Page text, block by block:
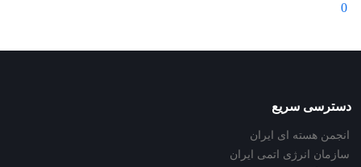
0
دسترسی سریع
انجمن هسته ای ایران
سازمان انرژی اتمی ایران